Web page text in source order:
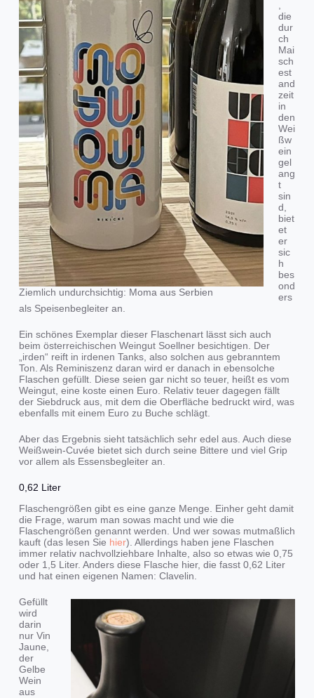
Ziemlich undurchsichtig: Moma aus Serbien
die
dur
ch
Mai
sch
est
and
zeit
in
den
Wei
ßw
ein
gel
ang
t
sin
d,
biet
et
er
sic
h
bes
ond
ers
als Speisenbegleiter an.
Ein schönes Exemplar dieser Flaschenart lässt sich auch
beim österreichischen Weingut Soellner besichtigen. Der
„irden“ reift in irdenen Tanks, also solchen aus gebranntem
Ton. Als Reminiszenz daran wird er danach in ebensolche
Flaschen gefüllt. Diese seien gar nicht so teuer, heißt es vom
Weingut, eine koste einen Euro. Relativ teuer dagegen fällt
der Siebdruck aus, mit dem die Oberfläche bedruckt wird, was
ebenfalls mit einem Euro zu Buche schlägt.
Aber das Ergebnis sieht tatsächlich sehr edel aus. Auch diese
Weißwein-Cuvée bietet sich durch seine Bittere und viel Grip
vor allem als Essensbegleiter an.
0,62 Liter
Flaschengrößen gibt es eine ganze Menge. Einher geht damit
die Frage, warum man sowas macht und wie die
Flaschengrößen genannt werden. Und wer sowas mutmaßlich
kauft (das lesen Sie hier). Allerdings haben jene Flaschen
immer relativ nachvollziehbare Inhalte, also so etwas wie 0,75
oder 1,5 Liter. Anders diese Flasche hier, die fasst 0,62 Liter
und hat einen eigenen Namen: Clavelin.
Gefüllt
wird
darin
nur Vin
Jaune,
der
Gelbe
Wein
aus